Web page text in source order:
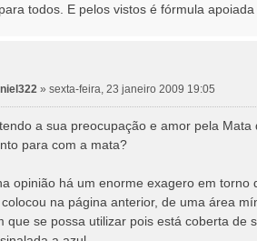
todos. E pelos vistos é fórmula apoiada
»sexta-feira, 23 janeiro 2009 19:05
a sua preocupação e amor pela
para com a mata?
opinião há um enorme exagero em
na página anterior, de uma área
que se possa utilizar pois está coberta de